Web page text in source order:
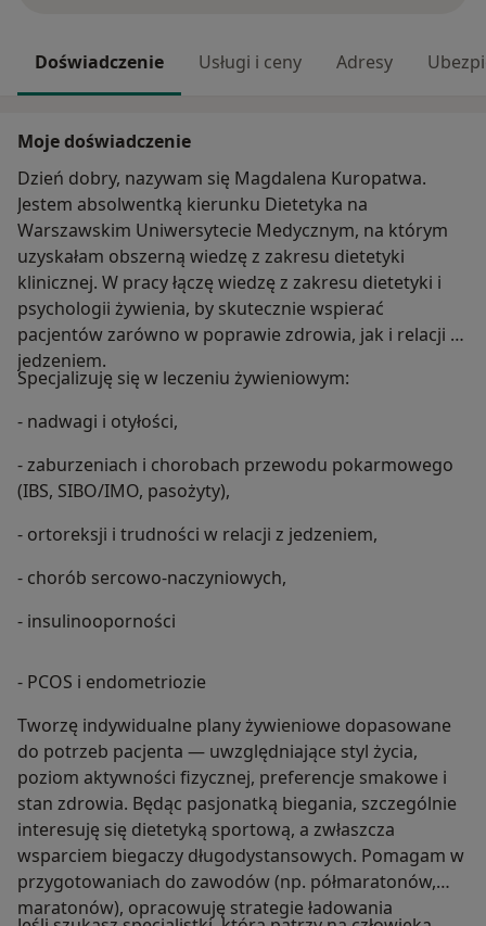
Doświadczenie Usługi i ceny Adresy
Moje doświadczenie
Dzień dobry, nazywam się Magdalena Kuropatwa.
Jestem absolwentką kierunku Dietetyka na
Warszawskim Uniwersytecie Medycznym, na którym
uzyskałam obszerną wiedzę z zakresu dietetyki
klinicznej. W pracy łączę wiedzę z zakresu dietetyki i
psychologii żywienia, by skutecznie wspierać
pacjentów zarówno w poprawie zdrowia, jak i relacji z
jedzeniem.
Specjalizuję się w leczeniu żywieniowym:
- nadwagi i otyłości,
- zaburzeniach i chorobach przewodu pokarmowego
(IBS, SIBO/IMO, pasożyty),
- ortoreksji i trudności w relacji z jedzeniem,
- chorób sercowo-naczyniowych,
- insulinooporności
- PCOS i endometriozie
Tworzę indywidualne plany żywieniowe dopasowane
do potrzeb pacjenta — uwzględniające styl życia,
poziom aktywności fizycznej, preferencje smakowe i
stan zdrowia. Będąc pasjonatką biegania, szczególnie
interesuję się dietetyką sportową, a zwłaszcza
wsparciem biegaczy długodystansowych. Pomagam w
przygotowaniach do zawodów (np. półmaratonów,
maratonów), opracowuję strategie ładowania